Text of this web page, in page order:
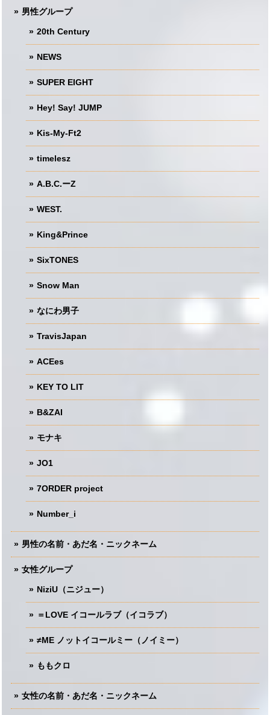
男性グループ
20th Century
NEWS
SUPER EIGHT
Hey! Say! JUMP
Kis-My-Ft2
timelesz
A.B.C.ーZ
WEST.
King&Prince
SixTONES
Snow Man
なにわ男子
TravisJapan
ACEes
KEY TO LIT
B&ZAI
モナキ
JO1
7ORDER project
Number_i
男性の名前・あだ名・ニックネーム
女性グループ
NiziU（ニジュー）
＝LOVE イコールラブ（イコラブ）
≠ME ノットイコールミー（ノイミー）
ももクロ
女性の名前・あだ名・ニックネーム